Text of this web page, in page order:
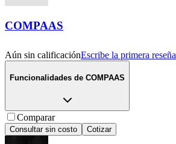
COMPAAS
Aún sin calificaciónEscribe la primera reseña
Funcionalidades de COMPAAS
Comparar
Consultar sin costo Cotizar